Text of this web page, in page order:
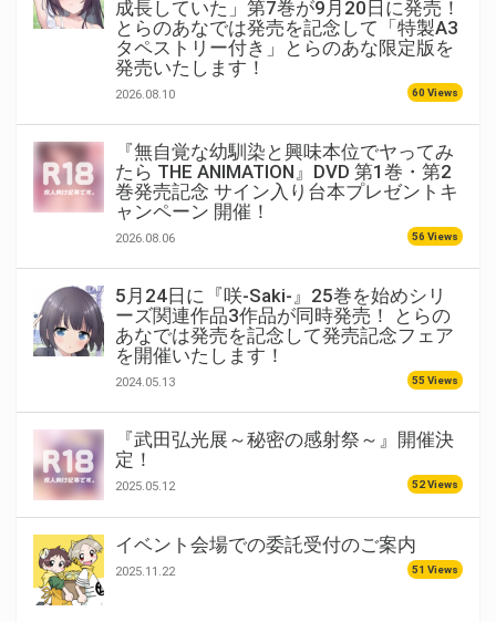
成長していた」第7巻が9月20日に発売！
とらのあなでは発売を記念して「特製A3
タペストリー付き」とらのあな限定版を
発売いたします！
2026.08.10 60 Views
『無自覚な幼馴染と興味本位でヤってみ
たら THE ANIMATION』DVD 第1巻・第2
巻発売記念 サイン入り台本プレゼントキ
ャンペーン 開催！
2026.08.06 56 Views
5月24日に『咲-Saki-』25巻を始めシリ
ーズ関連作品3作品が同時発売！ とらの
あなでは発売を記念して発売記念フェア
を開催いたします！
2024.05.13 55 Views
『武田弘光展～秘密の感射祭～』開催決
定！
2025.05.12 52 Views
イベント会場での委託受付のご案内
2025.11.22 51 Views